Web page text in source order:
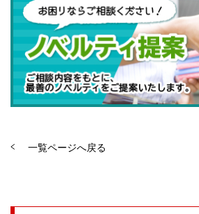
一覧ページへ戻る